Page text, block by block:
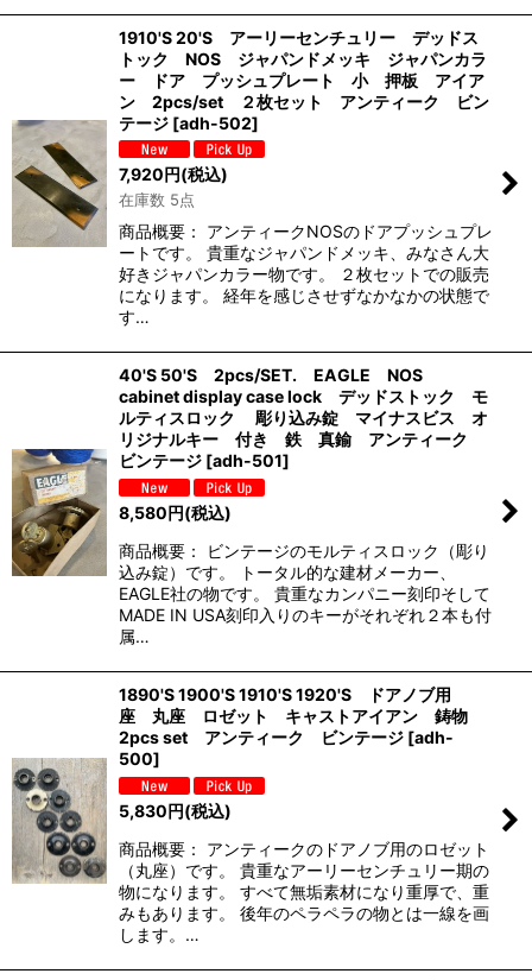
1910'S 20'S アーリーセンチュリー デッドス
トック NOS ジャパンドメッキ ジャパンカラ
ー ドア プッシュプレート 小 押板 アイア
ン 2pcs/set ２枚セット アンティーク ビン
テージ [adh-502]
7,920 円(税込)
在庫数 5点
商品概要： アンティークNOSのドアプッシュプレ
ートです。 貴重なジャパンドメッキ、みなさん大
好きジャパンカラー物です。 ２枚セットでの販売
になります。 経年を感じさせずなかなかの状態で
す…
40'S 50'S 2pcs/SET. EAGLE NOS
cabinet display case lock デッドストック モ
ルティスロック 彫り込み錠 マイナスビス オ
リジナルキー 付き 鉄 真鍮 アンティーク
ビンテージ [adh-501]
8,580円(税込)
商品概要： ビンテージのモルティスロック（彫り
込み錠）です。 トータル的な建材メーカー、
EAGLE社の物です。 貴重なカンパニー刻印そして
MADE IN USA刻印入りのキーがそれぞれ２本も付
属…
1890'S 1900'S 1910'S 1920'S ドアノブ用
座 丸座 ロゼット キャストアイアン 鋳物
2pcs set アンティーク ビンテージ [adh-
500]
5,830円(税込)
商品概要： アンティークのドアノブ用のロゼット
（丸座）です。 貴重なアーリーセンチュリー期の
物になります。 すべて無垢素材になり重厚で、重
みもあります。 後年のペラペラの物とは一線を画
します。…